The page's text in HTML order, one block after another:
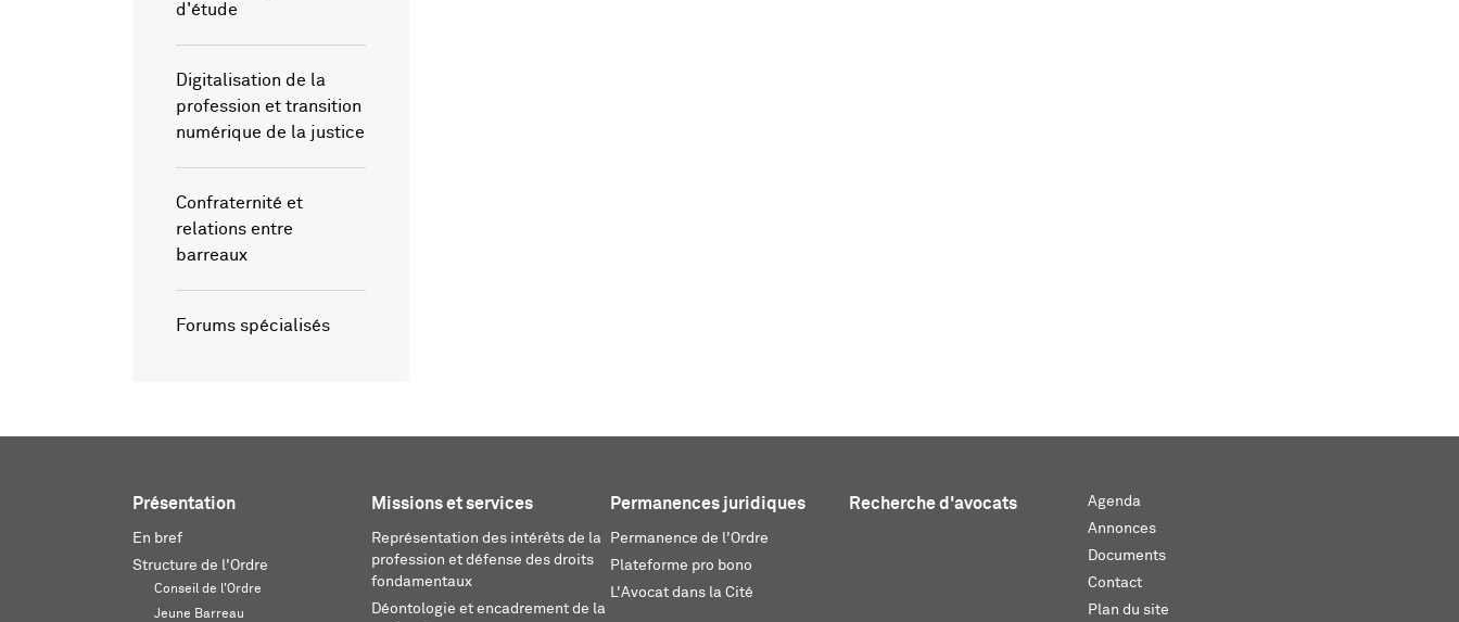
d'étude
Digitalisation de la
profession et transition
numérique de la justice
Confraternité et
relations entre
barreaux
Forums spécialisés
Présentation
En bref
Structure de l'Ordre
Conseil de l'Ordre
Jeune Barreau
Missions et services
Représentation des intérêts de la
profession et défense des droits
fondamentaux
Déontologie et encadrement de la
Permanences juridiques
Permanence de l'Ordre
Plateforme pro bono
L'Avocat dans la Cité
Recherche d'avocats
Agenda
Annonces
Documents
Contact
Plan du site